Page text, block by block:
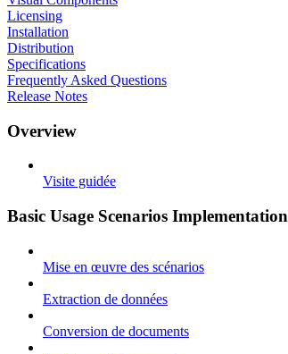
Licensing
Installation
Distribution
Specifications
Frequently Asked Questions
Release Notes
Overview
Visite guidée
Basic Usage Scenarios Implementation
Mise en œuvre des scénarios
Extraction de données
Conversion de documents